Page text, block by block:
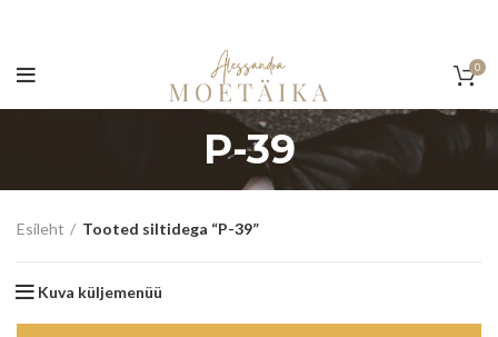
0
P-39
Esileht Tooted siltidega “P-39”
Kuva küljemenüü